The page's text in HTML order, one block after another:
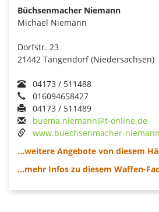
Büchsenmacher Niemann
Michael Niemann
Dorfstr. 23
21442 Tangendorf (Niedersachsen)
04173 / 511488
016094658427
04173 / 511489
buema.niemann@t-online.de
www.buechsenmacher-
...weitere Angebote von diesem
...mehr Infos zu diesem Waffen-